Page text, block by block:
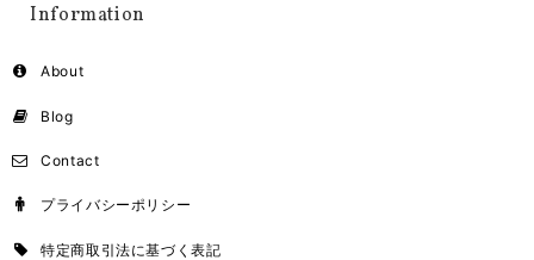
Information
About
Blog
Contact
プライバシーポリシー
特定商取引法に基づく表記